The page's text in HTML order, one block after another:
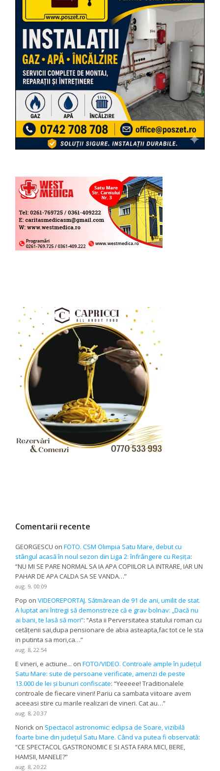
Comentarii recente
GEORGESCU onFOTO. CSM Olimpia Satu Mare, debut cu
stângul acasă în noul sezon din Liga 2: înfrângere cu Reșița:
“NU MI SE PARE NORMAL SA IA APA COPIILOR LA INTRARE, IAR UN
PAHAR DE APA CALDA SA SE VANDA…”
aug. 9, 00:09
Pop onVIDEOREPORTAJ. Sătmărean de 91 de ani, umilit de stat.
A luptat ani întregi să demonstreze că e grav bolnav: „Dacă nu
ai bani, te lasă să mori”: “Asta ii Perversitatea statului roman cu
cetățenii sai,dupa pensionare de abia asteapta,fac tot ce le sta
in putinta sa mori,ca…”
aug. 8, 22:54
E vineri, e actiune... onFOTO/VIDEO. Controale ample în județul
Satu Mare: sute de persoane verificate, amenzi de peste
13.000 de lei și bunuri confiscate: “Yeeeee! Traditionalele
controale de fiecare vineri! Pariu ca sambata viitoare avem
aceeasi stire cu marile realizari de vineri. Cat au…”
aug. 8, 20:37
Norick on Spectacol astronomic: eclipsa de Soare, vizibilă
foarte bine din județul Satu Mare. Când va putea fi observată:
“CE SPECTACOL GASTRONOMIC E SI ASTA FARA MICI, BERE,
HAMSII, MANELE?”
aug. 8, 20:22